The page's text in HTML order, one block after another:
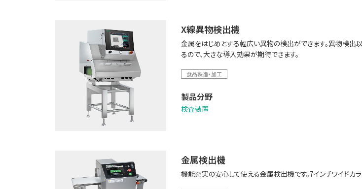
X線異物検出機
金属をはじめとする幅広い異物の検出ができます。異物検出
るので、大きな導入効果が期待できます。
食品製造・加工
製品分野
検査装置
金属検出機
機能充実の安心して使える金属検出機です。7インチワイドカ